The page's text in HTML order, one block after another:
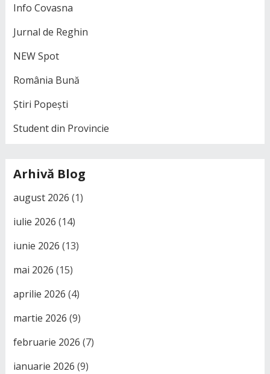
Info Covasna
Jurnal de Reghin
NEW Spot
România Bună
Știri Popești
Student din Provincie
Arhivă Blog
august 2026 (1)
iulie 2026 (14)
iunie 2026 (13)
mai 2026 (15)
aprilie 2026 (4)
martie 2026 (9)
februarie 2026 (7)
ianuarie 2026 (9)